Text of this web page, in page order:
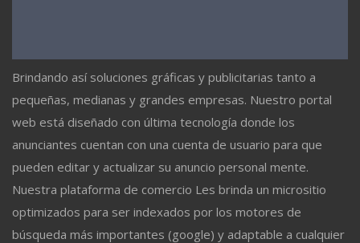
Brindando así soluciones gráficas y publicitarias tanto a
pequeñas, medianas y grandes empresas. Nuestro portal
web está diseñado con última tecnología donde los
anunciantes cuentan con una cuenta de usuario para que
pueden editar y actualizar su anuncio personal mente.
Nuestra plataforma de comercio Les brinda un micrositio
optimizados para ser indexados por los motores de
búsqueda más importantes (google) y adaptable a cualquier